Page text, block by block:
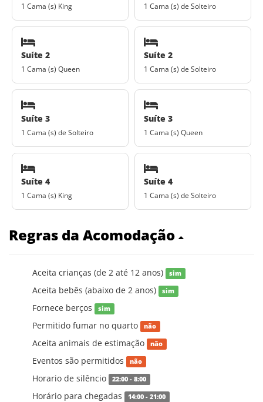
1 Cama (s) King 1 Cama (s) de Solteiro
Suíte 2
1 Cama (s) Queen
Suíte 2
1 Cama (s) de Solteiro
Suíte 3
1 Cama (s) de Solteiro
Suíte 3
1 Cama (s) Queen
Suíte 4
1 Cama (s) King
Suíte 4
1 Cama (s) de Solteiro
Regras da Acomodação
Aceita crianças (de 2 até 12 anos) sim
Aceita bebês (abaixo de 2 anos) sim
Fornece berços sim
Permitido fumar no quarto não
Aceita animais de estimação não
Eventos são permitidos não
Horario de silêncio 22:00 - 8:00
Horário para chegadas 14:00 - 21:00